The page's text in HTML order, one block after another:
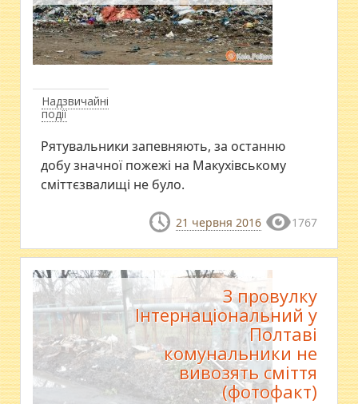
Надзвичайні
події
Рятувальники запевняють, за останню
добу значної пожежі на Макухівському
сміттєзвалищі не було.
21 червня 2016 1767
З провулку
Інтернаціональний у
Полтаві
комунальники не
вивозять сміття
(фотофакт)